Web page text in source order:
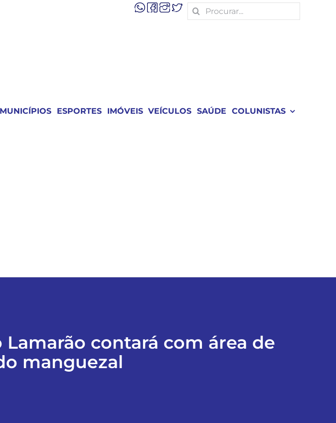
Search
for:
MUNICÍPIOS ESPORTES IMÓVEIS VEÍCULOS SAÚDE COLUNISTAS
contará com área de
manguezal